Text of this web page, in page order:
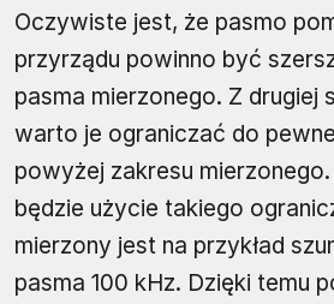
Oczywiste jest, że pasmo
przyrządu powinno być
pasma mierzonego. Z drugiej
warto je ograniczać do
powyżej zakresu
będzie użycie takiego
mierzony jest na przykład
pasma 100 kHz. Dzięki temu